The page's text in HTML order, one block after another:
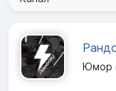
Юмор